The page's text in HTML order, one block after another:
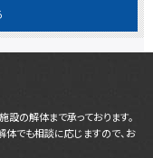
の解体まで承っております。
体でも相談に応じますので、お